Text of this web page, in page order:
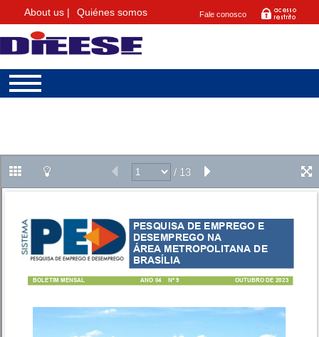
About us | Quiénes somos Fale conosco